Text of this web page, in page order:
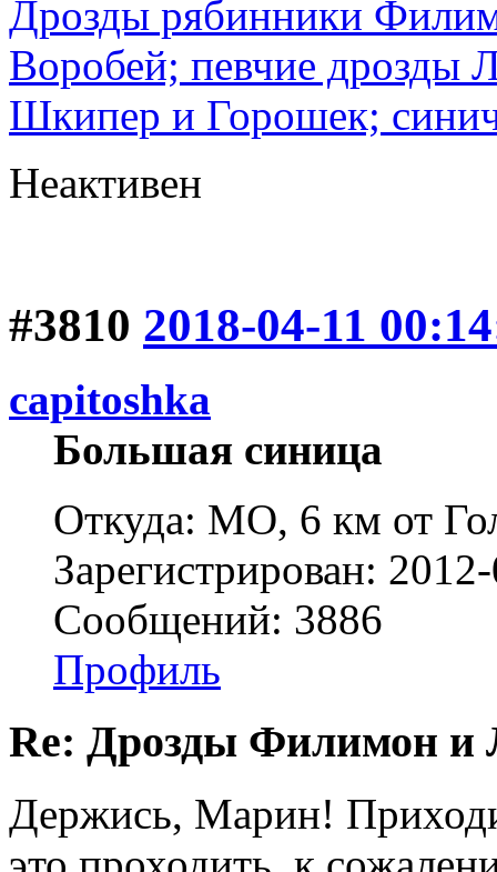
Дрозды рябинники
Воробей; певчие дрозды
Шкипер и Горошек;
Неактивен
#3810 2018-04-11
capitoshka
Большая синица
Откуда: МО, 6 км от
Зарегистрирован:
Сообщений: 3886
Профиль
Re: Дрозды Филимон и
Держись, Марин!